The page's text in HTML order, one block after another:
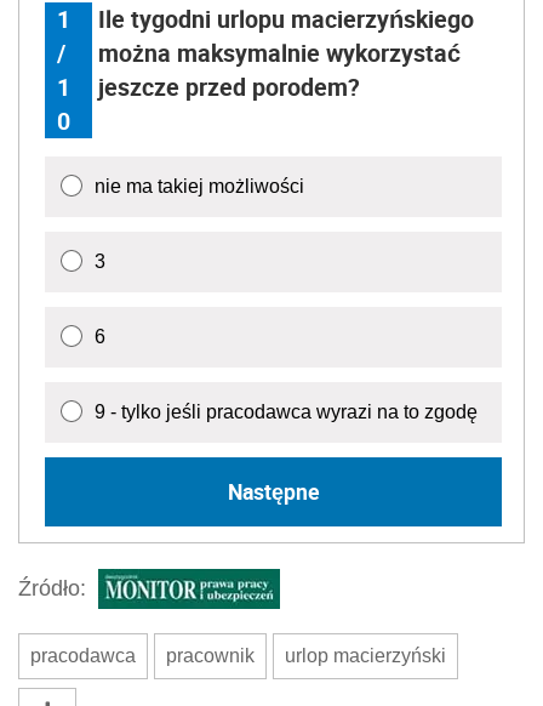
1
/
1
0
Ile tygodni urlopu macierzyńskiego
można maksymalnie wykorzystać
jeszcze przed porodem?
nie ma takiej możliwości
3
6
9 - tylko jeśli pracodawca wyrazi na to zgodę
Następne
Źródło:
pracodawca pracownik urlop macierzyński